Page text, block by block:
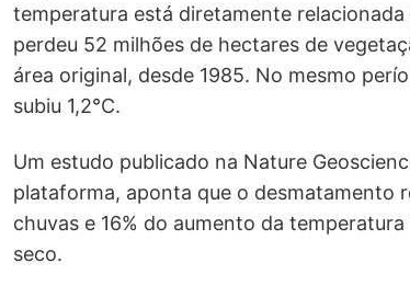
temperatura está diretamente
perdeu 52 milhões de hectares de
área original, desde 1985. No mesmo
subiu 1,2°C.
Um estudo publicado na Nature
plataforma, aponta que o desmatamento
chuvas e 16% do aumento da
seco.